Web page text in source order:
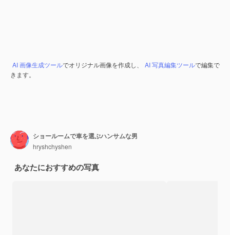
AI 画像生成ツールでオリジナル画像を作成し、 AI 写真編集ツールで編集で
きます。
ショールームで車を選ぶハンサムな男
hryshchyshen
あなたにおすすめの写真